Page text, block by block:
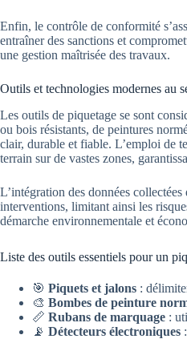
Enfin, le contrôle de conformité
entraîner des sanctions et
une gestion maîtrisée des travaux.
Outils et technologies modernes au
Les outils de piquetage se sont
ou bois résistants, de peintures
clair, durable et fiable. L’emploi de
terrain sur de vastes zones,
L’intégration des données
interventions, limitant ainsi les
démarche environnementale et
Liste des outils essentiels pour un
🎯 Piquets et jalons :
🎨 Bombes de peinture
📏 Rubans de marquage :
📡 Détecteurs électroniques